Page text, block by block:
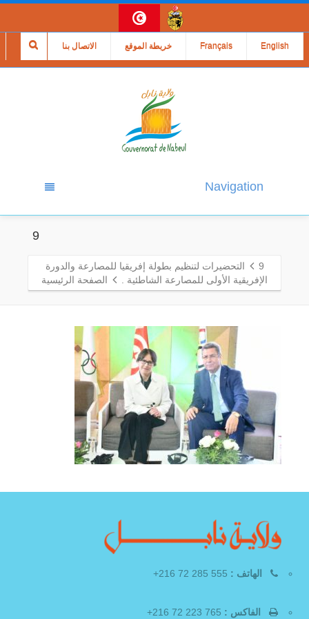
الاتصال بنا خريطة الموقع Français English
Navigation
9
9
التحضيرات لتنظيم بطولة إفريقيا للمصارعة والدورة
الإفريقية الأولى للمصارعة الشاطئية .
الصفحة الرئيسية
الهاتف :
الفاكس :